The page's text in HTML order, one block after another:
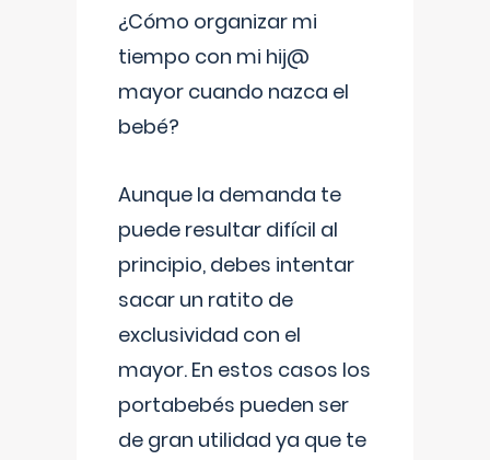
¿Cómo organizar mi
tiempo con mi hij@
mayor cuando nazca el
bebé?
Aunque la demanda te
puede resultar difícil al
principio, debes intentar
sacar un ratito de
exclusividad con el
mayor. En estos casos los
portabebés pueden ser
de gran utilidad ya que te